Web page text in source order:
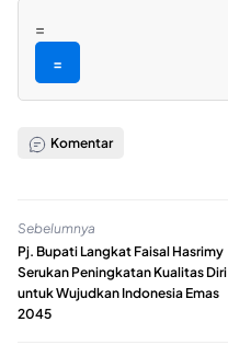
=
=
Komentar
Sebelumnya
Pj. Bupati Langkat Faisal Hasrimy
Serukan Peningkatan Kualitas Diri
untuk Wujudkan Indonesia Emas
2045